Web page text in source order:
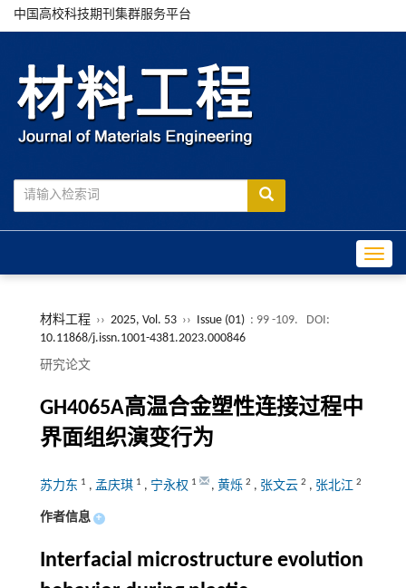
中国高校科技期刊集群服务平台
材料工程 ›› 2025, Vol. 53 ›› Issue (01) : 99 -109.
DOI:
10.11868/j.issn.1001-4381.2023.000846
研究论文
GH4065A高温合金塑性连接过程中
界面组织演变行为
苏力东 1 , 孟庆琪 1 , 宁永权 1 , 黄烁 2 , 张文云 2 , 张北江 2
作者信息 +
Interfacial microstructure evolution